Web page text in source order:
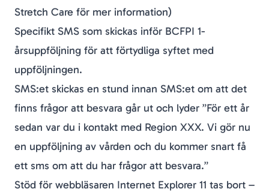
Stretch Care för mer information)
Specifikt SMS som skickas inför BCFPI 1-
årsuppföljning för att förtydliga syftet med
uppföljningen.
SMS:et skickas en stund innan SMS:et om att det
finns frågor att besvara går ut och lyder ”För ett år
sedan var du i kontakt med Region XXX. Vi gör nu
en uppföljning av vården och du kommer snart få
ett sms om att du har frågor att besvara.”
Stöd för webbläsaren Internet Explorer 11 tas bort –